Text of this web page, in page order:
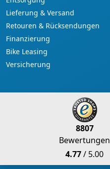
Lieferung & Versand
Retouren & Rücksendungen
Finanzierung
Bike Leasing
Versicherung
8807
Bewertungen
4.77/ 5.00